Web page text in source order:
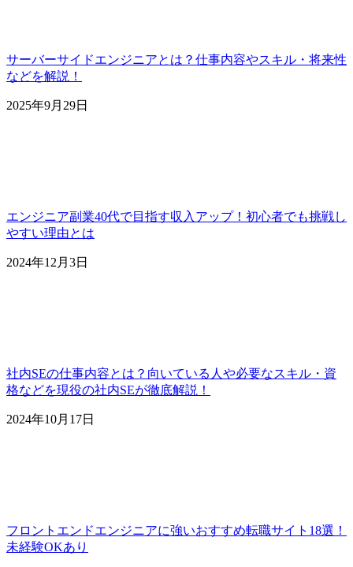
サーバーサイドエンジニアとは？仕事内容やスキル・将来性
などを解説！
2025年9月29日
エンジニア副業40代で目指す収入アップ！初心者でも挑戦し
やすい理由とは
2024年12月3日
社内SEの仕事内容とは？向いている人や必要なスキル・資
格などを現役の社内SEが徹底解説！
2024年10月17日
フロントエンドエンジニアに強いおすすめ転職サイト18選！
未経験OKあり